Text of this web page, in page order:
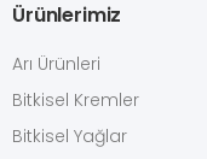
Ürünlerimiz
Arı Ürünleri
Bitkisel Kremler
Bitkisel Yağlar